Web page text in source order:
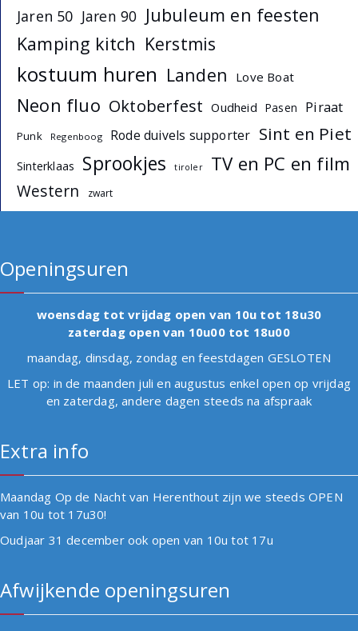
Jaren 50 Jaren 90 Jubuleum en feesten
Kamping kitch Kerstmis
kostuum huren Landen Love Boat
Neon fluo Oktoberfest Oudheid Pasen Piraat
Punk Regenboog Rode duivels supporter Sint en Piet
Sinterklaas Sprookjes tiroler TV en PC en film
Western zwart
Openingsuren
woensdag tot vrijdag open van 10u tot 18u30
zaterdag open van 10u00 tot 18u00
maandag, dinsdag, zondag en feestdagen GESLOTEN
LET op: in de maanden juli en augustus enkel open op vrijdag
en zaterdag, andere dagen steeds na afspraak
Extra info
Maandag Op de Nacht van Herenthout zijn we steeds OPEN
van 10u tot 17u30!
Oudjaar 31 december ook open van 10u tot 17u
Afwijkende openingsuren